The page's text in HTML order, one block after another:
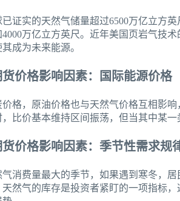
证实的天然气储量超过6500万亿立方
万亿立方英尺。近年美国页岩气技
成为未来能源。
价格影响因素：国际能源价格
格，原油价格也与天然气价格互相影响
比价基本维持区间振荡，但当其中某一
价格影响因素：季节性需求规
消费量最大的季节，如果遇到寒冬，
然气的库存是投资者紧盯的一项指标